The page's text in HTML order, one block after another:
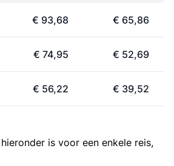
€ 93,68 € 65,86
€ 74,95 € 52,69
€ 56,22 € 39,52
is voor een enkele reis,